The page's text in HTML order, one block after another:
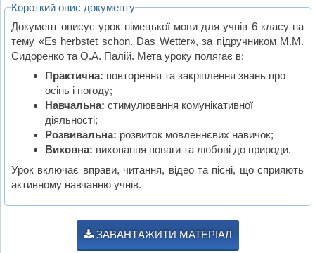
Короткий опис документу
Документ описує урок німецької мови для учнів 6 класу на
тему «Es herbstet schon. Das Wetter», за підручником М.М.
Сидоренко та О.А. Палій. Мета уроку полягає в:
Практична: повторення та закріплення знань про
осінь і погоду;
Навчальна: стимулювання комунікативної
діяльності;
Розвивальна: розвиток мовленнєвих навичок;
Виховна: виховання поваги та любові до природи.
Урок включає вправи, читання, відео та пісні, що сприяють
активному навчанню учнів.
ЗАВАНТАЖИТИ МАТЕРІАЛ